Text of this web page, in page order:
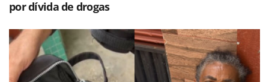
por dívida de drogas